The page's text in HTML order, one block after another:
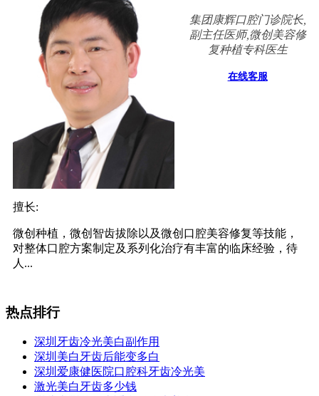
集团康辉口腔门诊院长,
副主任医师,微创美容修
复种植专科医生
在线客服
擅长:
微创种植，微创智齿拔除以及微创口腔美容修复等技能，
对整体口腔方案制定及系列化治疗有丰富的临床经验，待
人...
热点排行
深圳牙齿冷光美白副作用
深圳美白牙齿后能变多白
深圳爱康健医院口腔科牙齿冷光美
激光美白牙齿多少钱